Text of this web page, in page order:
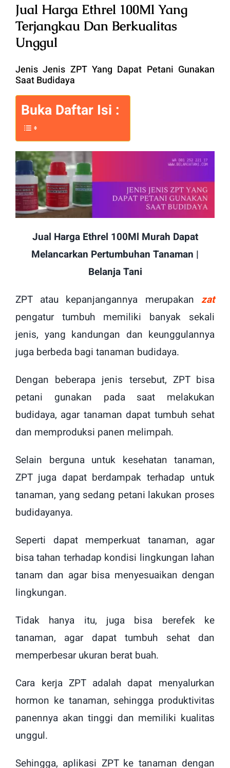
Jual Harga Ethrel 100Ml Yang
Terjangkau Dan Berkualitas
Unggul
Jenis Jenis ZPT Yang Dapat Petani Gunakan
Saat Budidaya
Buka Daftar Isi :
Jual Harga Ethrel 100Ml Murah Dapat
Melancarkan Pertumbuhan Tanaman |
Belanja Tani
ZPT atau kepanjangannya merupakan zat
pengatur tumbuh memiliki banyak sekali
jenis, yang kandungan dan keunggulannya
juga berbeda bagi tanaman budidaya.
Dengan beberapa jenis tersebut, ZPT bisa
petani gunakan pada saat melakukan
budidaya, agar tanaman dapat tumbuh sehat
dan memproduksi panen melimpah.
Selain berguna untuk kesehatan tanaman,
ZPT juga dapat berdampak terhadap untuk
tanaman, yang sedang petani lakukan proses
budidayanya.
Seperti dapat memperkuat tanaman, agar
bisa tahan terhadap kondisi lingkungan lahan
tanam dan agar bisa menyesuaikan dengan
lingkungan.
Tidak hanya itu, juga bisa berefek ke
tanaman, agar dapat tumbuh sehat dan
memperbesar ukuran berat buah.
Cara kerja ZPT adalah dapat menyalurkan
hormon ke tanaman, sehingga produktivitas
panennya akan tinggi dan memiliki kualitas
unggul.
Sehingga, aplikasi ZPT ke tanaman dengan